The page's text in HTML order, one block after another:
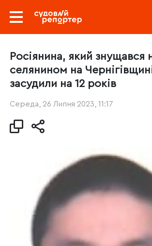
Росіянина, який знущався
селянином на
засудили на 12 років
Середа, 26 Липня 2023, 11:17